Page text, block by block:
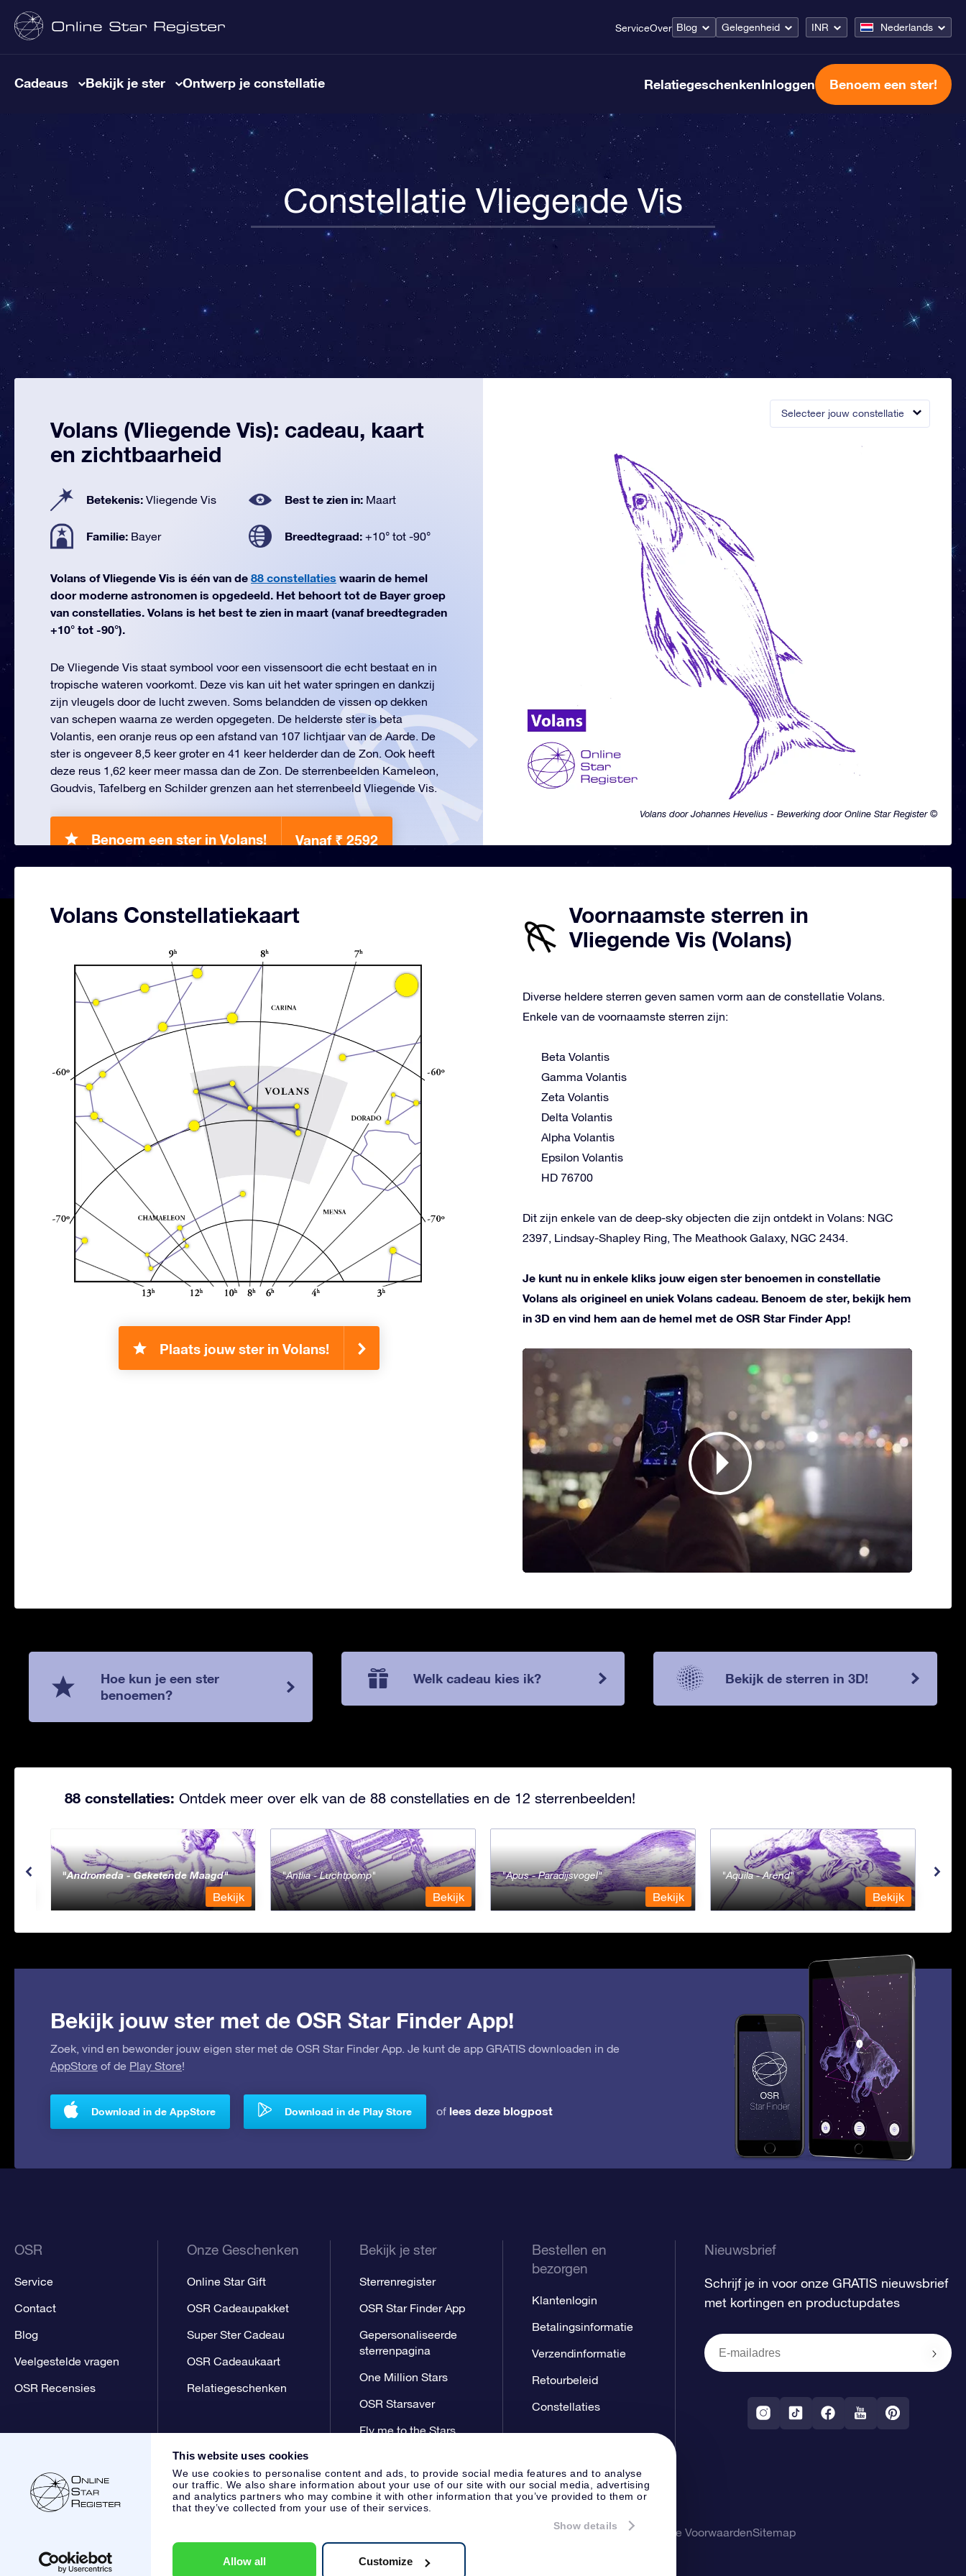
This website uses cookies
We use cookies to personalise content and ads, to provide social media features and to analyse
our traffic. We also share information about your use of our site with our social media, advertising
and analytics partners who may combine it with other information that you’ve provided to them or
that they’ve collected from your use of their services.
Show details
Allow all Customize
ServiceOver Blog Gelegenheid INR Nederlands
Cadeaus Bekijk je ster Ontwerp je constellatie RelatiegeschenkenInloggen Benoem een ster!
Constellatie Vliegende Vis
Selecteer jouw constellatie
Volans door Johannes Hevelius - Bewerking door Online Star Register ©
Volans (Vliegende Vis): cadeau, kaart
en zichtbaarheid
Betekenis: Vliegende Vis Best te zien in: Maart
Familie: Bayer Breedtegraad: +10° tot -90°
Volans of Vliegende Vis is één van de 88 constellaties waarin de hemel
door moderne astronomen is opgedeeld. Het behoort tot de Bayer groep
van constellaties. Volans is het best te zien in maart (vanaf breedtegraden
+10° tot -90°).
De Vliegende Vis staat symbool voor een vissensoort die echt bestaat en in
tropische wateren voorkomt. Deze vis kan uit het water springen en dankzij
zijn vleugels door de lucht zweven. Soms belandden de vissen op dekken
van schepen waarna ze werden opgegeten. De helderste ster is beta
Volantis, een oranje reus op een afstand van 107 lichtjaar van de Aarde. De
ster is ongeveer 8,5 keer groter en 41 keer helderder dan de Zon. Ook heeft
deze reus 1,62 keer meer massa dan de Zon. De sterrenbeelden Kameleon,
Goudvis, Tafelberg en Schilder grenzen aan het sterrenbeeld Vliegende Vis.
Benoem een ster in Volans! Vanaf ₹ 2592
Volans Constellatiekaart
Plaats jouw ster in Volans!
Voornaamste sterren in
Vliegende Vis (Volans)
Diverse heldere sterren geven samen vorm aan de constellatie Volans.
Enkele van de voornaamste sterren zijn:
Beta Volantis
Gamma Volantis
Zeta Volantis
Delta Volantis
Alpha Volantis
Epsilon Volantis
HD 76700
Dit zijn enkele van de deep-sky objecten die zijn ontdekt in Volans: NGC
2397, Lindsay-Shapley Ring, The Meathook Galaxy, NGC 2434.
Je kunt nu in enkele kliks jouw eigen ster benoemen in constellatie
Volans als origineel en uniek Volans cadeau. Benoem de ster, bekijk hem
in 3D en vind hem aan de hemel met de OSR Star Finder App!
Hoe kun je een ster
benoemen?
Welk cadeau kies ik? Bekijk de sterren in 3D!
88 constellaties: Ontdek meer over elk van de 88 constellaties en de 12 sterrenbeelden!
Andromeda - Geketende Maagd
Bekijk
Antlia - Luchtpomp
Bekijk
Apus - Paradijsvogel
Bekijk
Aquila - Arend
Bekijk
Bekijk jouw ster met de OSR Star Finder App!
Zoek, vind en bewonder jouw eigen ster met de OSR Star Finder App. Je kunt de app GRATIS downloaden in de
AppStore of de Play Store!
Download in de AppStore Download in de Play Store of lees deze blogpost
OSR
Service
Contact
Blog
Veelgestelde vragen
OSR Recensies
Onze Geschenken
Online Star Gift
OSR Cadeaupakket
Super Ster Cadeau
OSR Cadeaukaart
Relatiegeschenken
Bekijk je ster
Sterrenregister
OSR Star Finder App
Gepersonaliseerde
sterrenpagina
One Million Stars
OSR Starsaver
Fly me to the Stars
Bestellen en
bezorgen
Klantenlogin
Betalingsinformatie
Verzendinformatie
Retourbeleid
Constellaties
Nieuwsbrief
Schrijf je in voor onze GRATIS nieuwsbrief
met kortingen en productupdates
Klantenservice:help@osr.org KVK: 60333553, VAT: NL 8538.62.722B01
PrivacyverklaringAlgemene VoorwaardenSitemap